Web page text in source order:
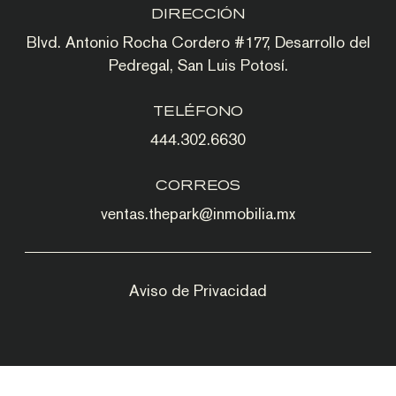
DIRECCIÓN
Blvd. Antonio Rocha Cordero #177, Desarrollo del
Pedregal, San Luis Potosí.
TELÉFONO
444.302.6630
CORREOS
ventas.thepark@inmobilia.mx
Aviso de Privacidad